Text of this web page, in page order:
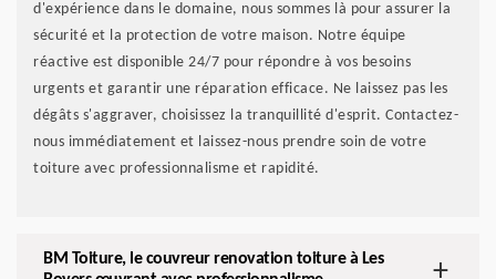
d'expérience dans le domaine, nous sommes là pour assurer la
sécurité et la protection de votre maison. Notre équipe
réactive est disponible 24/7 pour répondre à vos besoins
urgents et garantir une réparation efficace. Ne laissez pas les
dégâts s'aggraver, choisissez la tranquillité d'esprit. Contactez-
nous immédiatement et laissez-nous prendre soin de votre
toiture avec professionnalisme et rapidité.
BM Toiture, le couvreur renovation toiture à Les